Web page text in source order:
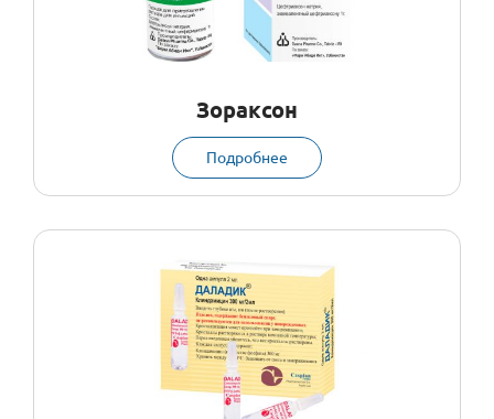
Зораксон
Подробнее